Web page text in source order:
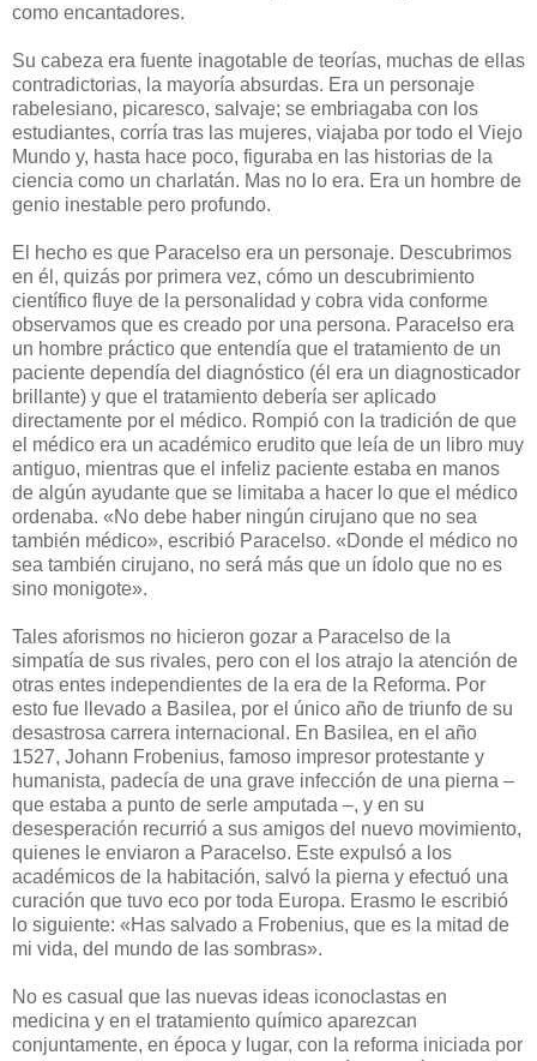
como encantadores.
Su cabeza era fuente inagotable de teorías, muchas de ellas
contradictorias, la mayoría absurdas. Era un personaje
rabelesiano, picaresco, salvaje; se embriagaba con los
estudiantes, corría tras las mujeres, viajaba por todo el Viejo
Mundo y, hasta hace poco, figuraba en las historias de la
ciencia como un charlatán. Mas no lo era. Era un hombre de
genio inestable pero profundo.
El hecho es que Paracelso era un personaje. Descubrimos
en él, quizás por primera vez, cómo un descubrimiento
científico fluye de la personalidad y cobra vida conforme
observamos que es creado por una persona. Paracelso era
un hombre práctico que entendía que el tratamiento de un
paciente dependía del diagnóstico (él era un diagnosticador
brillante) y que el tratamiento debería ser aplicado
directamente por el médico. Rompió con la tradición de que
el médico era un académico erudito que leía de un libro muy
antiguo, mientras que el infeliz paciente estaba en manos
de algún ayudante que se limitaba a hacer lo que el médico
ordenaba. «No debe haber ningún cirujano que no sea
también médico», escribió Paracelso. «Donde el médico no
sea también cirujano, no será más que un ídolo que no es
sino monigote».
Tales aforismos no hicieron gozar a Paracelso de la
simpatía de sus rivales, pero con el los atrajo la atención de
otras entes independientes de la era de la Reforma. Por
esto fue llevado a Basilea, por el único año de triunfo de su
desastrosa carrera internacional. En Basilea, en el año
1527, Johann Frobenius, famoso impresor protestante y
humanista, padecía de una grave infección de una pierna –
que estaba a punto de serle amputada –, y en su
desesperación recurrió a sus amigos del nuevo movimiento,
quienes le enviaron a Paracelso. Este expulsó a los
académicos de la habitación, salvó la pierna y efectuó una
curación que tuvo eco por toda Europa. Erasmo le escribió
lo siguiente: «Has salvado a Frobenius, que es la mitad de
mi vida, del mundo de las sombras».
No es casual que las nuevas ideas iconoclastas en
medicina y en el tratamiento químico aparezcan
conjuntamente, en época y lugar, con la reforma iniciada por